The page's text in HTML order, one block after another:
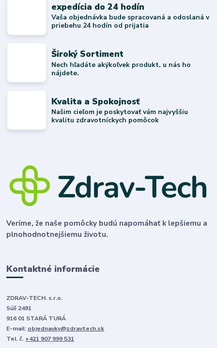
expedícia do 24 hodín
Vaša objednávka bude spracovaná a odoslaná v
priebehu 24 hodín od prijatia
Široký Sortiment
Nech hľadáte akýkoľvek produkt, u nás ho
nájdete.
Kvalita a Spokojnosť
Našim cieľom je poskytovať vám najvyššiu
kvalitu zdravotníckych pomôcok
Veríme, že naše pomôcky budú napomáhať k lepšiemu a
plnohodnotnejšiemu životu.
Kontaktné informácie
ZDRAV-TECH. s.r.o.
Súš 2491
916 01 STARÁ TURÁ
E-mail: objednavky@zdravtech.sk
Tel. č. +421 907 999 531